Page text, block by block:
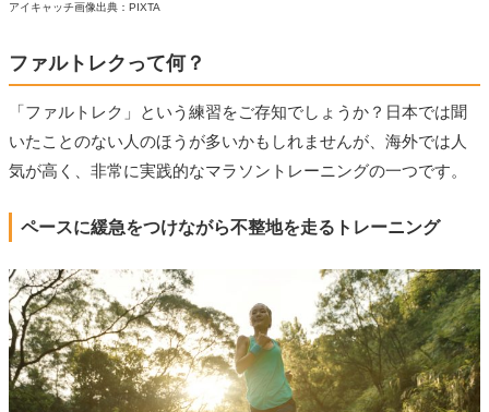
アイキャッチ画像出典：PIXTA
ファルトレクって何？
「ファルトレク」という練習をご存知でしょうか？日本では聞
いたことのない人のほうが多いかもしれませんが、海外では人
気が高く、非常に実践的なマラソントレーニングの一つです。
ペースに緩急をつけながら不整地を走るトレーニング